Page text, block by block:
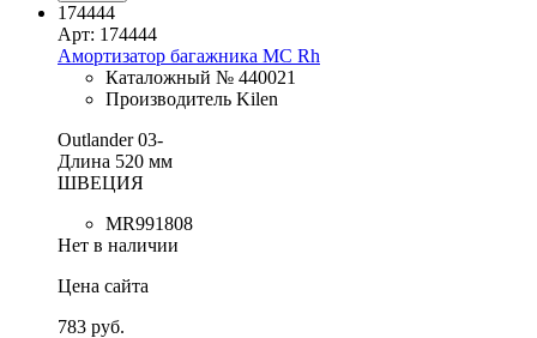
174444
Арт: 174444
Амортизатор багажника MC Rh
Каталожный № 440021
Производитель Kilen
Outlander 03-
Длина 520 мм
ШВЕЦИЯ
MR991808
Нет в наличии
Цена сайта
783 руб.